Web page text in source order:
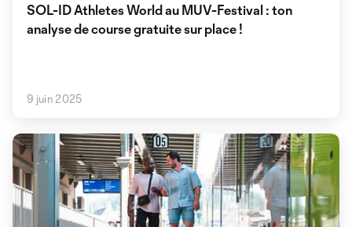
SOL-ID Athletes World au MUV-Festival : ton
analyse de course gratuite sur place !
9 juin 2025